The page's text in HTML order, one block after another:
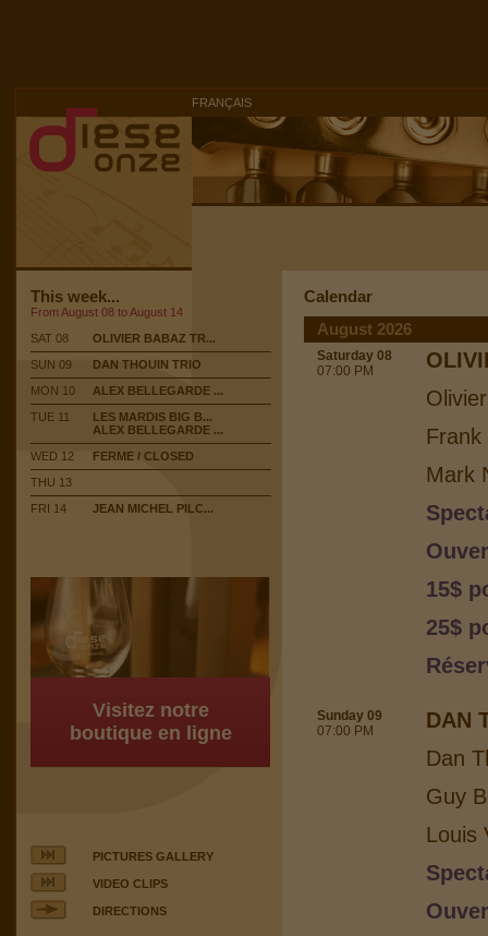
FRANÇAIS
This week...
From August 08 to August 14
SAT 08
OLIVIER BABAZ TR...
SUN 09
DAN THOUIN TRIO
MON 10
ALEX BELLEGARDE ...
TUE 11
LES MARDIS BIG B...
ALEX BELLEGARDE ...
WED 12
FERME / CLOSED
THU 13
FRI 14
JEAN MICHEL PILC...
Visitez notre
boutique en ligne
PICTURES GALLERY
VIDEO CLIPS
DIRECTIONS
Calendar
August 2026
Saturday 08
07:00 PM
Frank
Mark
15$
25$
Sunday 09
07:00 PM
DAN
Dan
Guy
Louis